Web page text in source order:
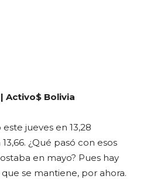
Activo$ Bolivia
jueves en 13,28
¿Qué pasó con esos
en mayo? Pues hay
se mantiene, por ahora.